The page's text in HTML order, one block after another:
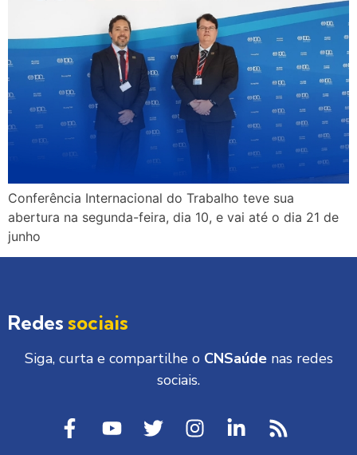
Conferência Internacional do Trabalho teve sua
abertura na segunda-feira, dia 10, e vai até o dia 21 de
junho
Redes sociais
Siga, curta e compartilhe o CNSaúdenas redes
sociais.